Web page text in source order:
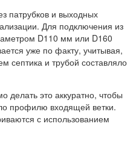
патрубков и выходных
Для подключения из
D110 мм или D160
уже по факту, учитывая,
септика и трубой составляло
делать это аккуратно, чтобы
профилю входящей ветки.
с использованием